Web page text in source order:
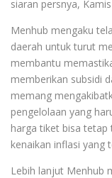
siaran persnya,
Menhub mengaku
daerah untuk turut
membantu
memberikan subsidi
memang
pengelolaan yang
harga tiket bisa
kenaikan inflasi yang
Lebih lanjut Menhub